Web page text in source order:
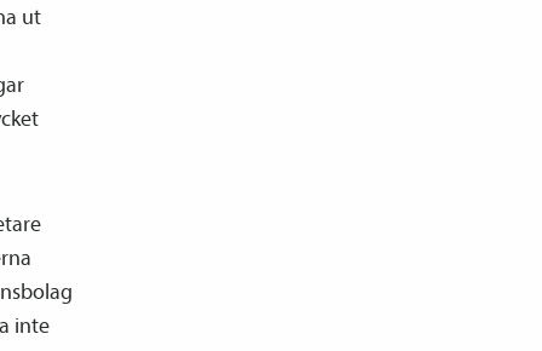
ut
inte